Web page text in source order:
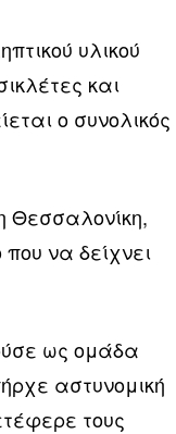
υλικού
και
ο συνολικός
Θεσσαλονίκη,
να δείχνει
ως ομάδα
αστυνομική
τους